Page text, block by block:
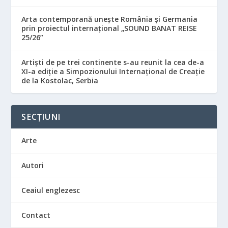
Arta contemporană unește România și Germania
prin proiectul internațional „SOUND BANAT REISE
25/26”
Artiști de pe trei continente s-au reunit la cea de-a
XI-a ediție a Simpozionului Internațional de Creație
de la Kostolac, Serbia
SECȚIUNI
Arte
Autori
Ceaiul englezesc
Contact